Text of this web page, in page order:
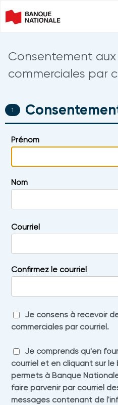
Consentement
commerciales par
COMPLETE
Prénom
Nom
Courriel
Confirmez le courriel
Je consens à recevoir
commerciales par courriel.
Je comprends qu'en
courriel et en cliquant sur le
permets à Banque
faire parvenir par courriel
messages contenant de